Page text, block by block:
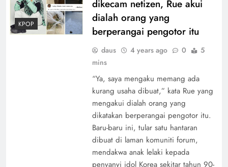
KPOP
dikecam netizen, Rue akui
dialah orang yang
berperangai pengotor itu
daus 4 years ago 0
5
mins
“Ya, saya mengaku memang ada
kurang usaha dibuat,” kata Rue yang
mengakui dialah orang yang
dikatakan berperangai pengotor itu.
Baru-baru ini, tular satu hantaran
dibuat di laman komuniti forum,
mendakwa anak lelaki kepada
penyanyi idol Korea sekitar tahun 90-